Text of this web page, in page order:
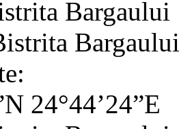
24°44’24”E